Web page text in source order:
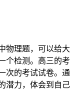
物理题，可以给大
个检测。高三的考
次的考试试卷。通
潜力，体会到自己